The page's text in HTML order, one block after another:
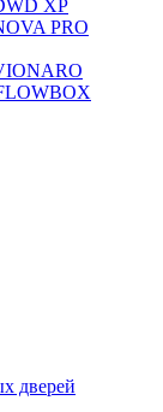
XP
PRO
дверей